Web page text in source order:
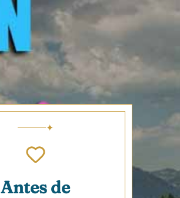
Antes de